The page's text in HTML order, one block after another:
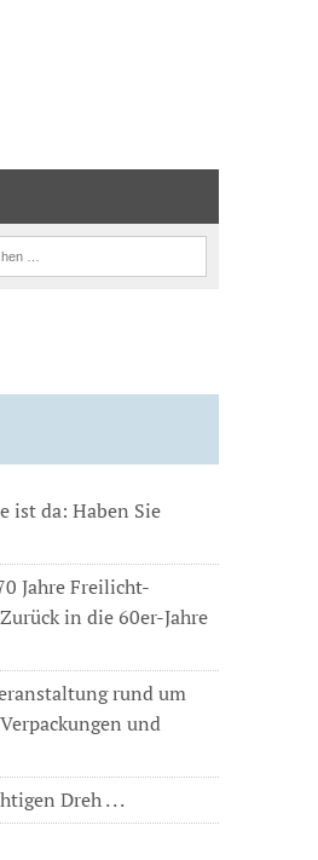
ist da: Haben Sie
Jahre Freilicht-
in die 60er-Jahre
rund um
und
Dreh . . .